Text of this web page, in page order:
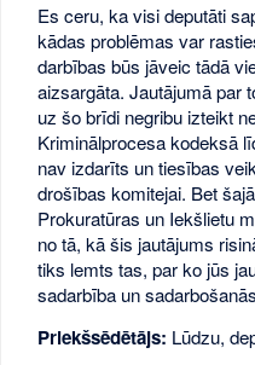
Es ceru, ka visi deputāti
kādas problēmas var
darbības būs jāveic tādā
aizsargāta. Jautājumā par
uz šo brīdi negribu izteikt
Kriminālprocesa kodeksā
nav izdarīts un tiesības
drošības komitejai. Bet
Prokuratūras un Iekšlietu
no tā, kā šis jautājums
tiks lemts tas, par ko jūs
sadarbība un
Priekšsēdētājs: Lūdzu,